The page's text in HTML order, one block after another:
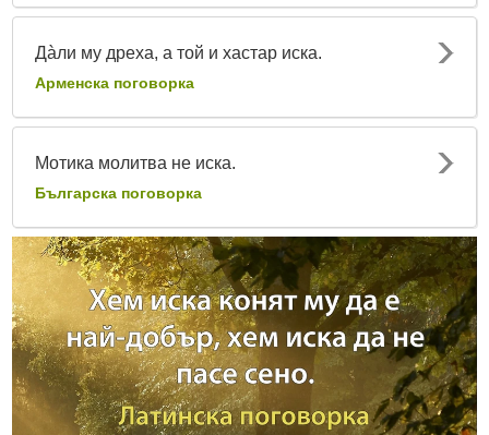
Дàли му дреха, а той и хастар иска.
Арменска поговорка
Мотика молитва не иска.
Българска поговорка